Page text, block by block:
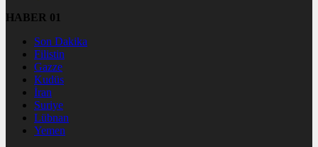
HABER 01
Son Dakika
Filistin
Gazze
Kudüs
İran
Suriye
Lübnan
Yemen